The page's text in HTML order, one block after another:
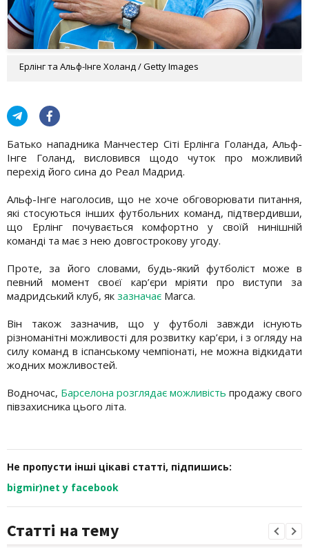
Ерлінг та Альф-Інге Холанд / Getty Images
Батько нападника Манчестер Сіті Ерлінга Голанда, Альф-
Інге Голанд, висловився щодо чуток про можливий
перехід його сина до Реал Мадрид.
Альф-Інге наголосив, що не хоче обговорювати питання,
які стосуються інших футбольних команд, підтвердивши,
що Ерлінг почувається комфортно у своїй нинішній
команді та має з нею довгострокову угоду.
Проте, за його словами, будь-який футболіст може в
певний момент своєї кар’єри мріяти про виступи за
мадридський клуб, як зазначає Marca.
Він також зазначив, що у футболі завжди існують
різноманітні можливості для розвитку кар’єри, і з огляду на
силу команд в іспанському чемпіонаті, не можна відкидати
жодних можливостей.
Водночас, Барселона розглядає можливість продажу свого
півзахисника цього літа.
Не пропусти інші цікаві статті, підпишись:
bigmir)net у facebook
Статті на тему